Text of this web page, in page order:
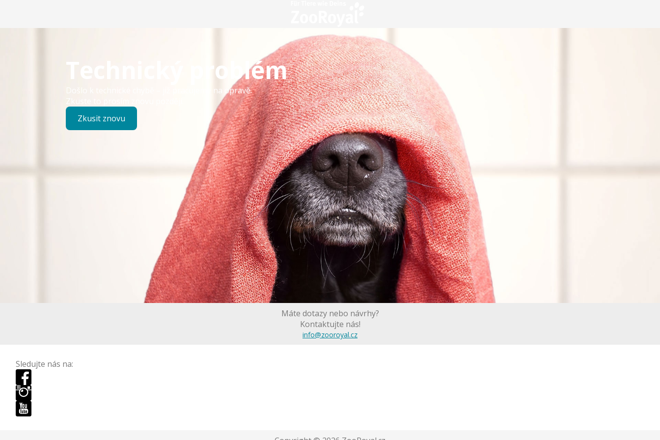
Technický problém
Došlo k technické chybě – již pracujeme na opravě.
Zkuste to prosím znovu později.
Zkusit znovu
Máte dotazy nebo návrhy?
Kontaktujte nás!
info@zooroyal.cz
Sledujte nás na: